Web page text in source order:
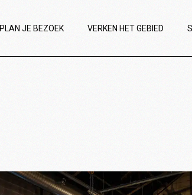
PLAN JE BEZOEK VERKEN HET GEBIED